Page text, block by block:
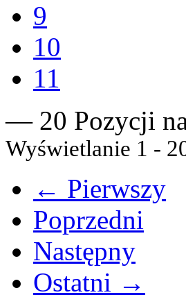
9
10
11
— 20 Pozycji
Wyświetlanie 1 -
← Pierwszy
Poprzedni
Następny
Ostatni →